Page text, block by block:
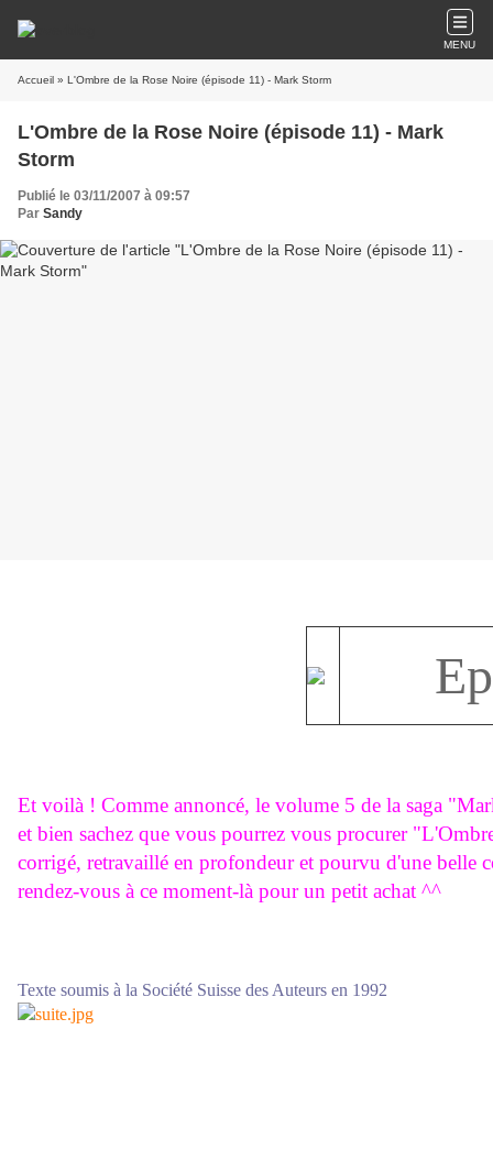
MENU
Accueil » L'Ombre de la Rose Noire (épisode 11) - Mark Storm
L'Ombre de la Rose Noire (épisode 11) - Mark
Storm
Publié le 03/11/2007 à 09:57
Par Sandy
Et voilà ! Comme annoncé, le volume 5 de la saga
et bien sachez que vous pourrez vous procurer
corrigé, retravaillé en profondeur et pourvu d'une belle
rendez-vous à ce moment-là pour un petit achat ^^
Texte soumis à la Société Suisse des Auteurs en 1992